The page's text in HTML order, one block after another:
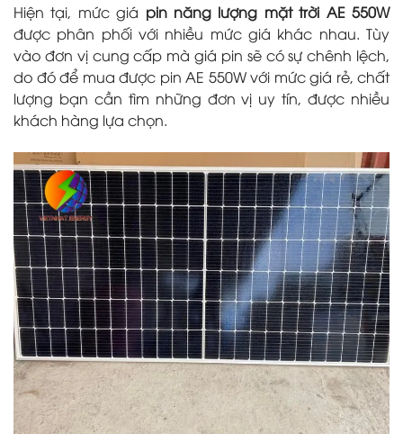
Hiện tại, mức giá pin năng lượng mặt trời AE 550W
được phân phối với nhiều mức giá khác nhau. Tùy
vào đơn vị cung cấp mà giá pin sẽ có sự chênh lệch,
do đó để mua được pin AE 550W với mức giá rẻ, chất
lượng bạn cần tìm những đơn vị uy tín, được nhiều
khách hàng lựa chọn.